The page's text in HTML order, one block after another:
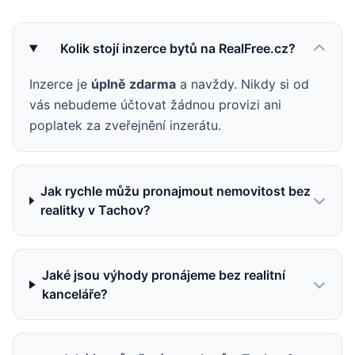
Kolik stojí inzerce bytů na RealFree.cz?
Inzerce je úplně zdarma a navždy. Nikdy si od
vás nebudeme účtovat žádnou provizi ani
poplatek za zveřejnění inzerátu.
Jak rychle můžu pronajmout nemovitost bez
realitky v Tachov?
Jaké jsou výhody pronájeme bez realitní
kanceláře?